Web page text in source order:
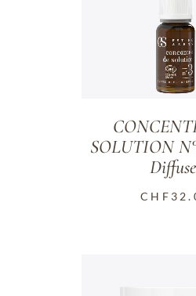
SOLUTION
CHF